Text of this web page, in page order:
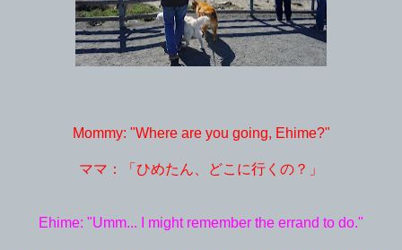
Mommy: "Where are you going, Ehime?"
ママ：「ひめたん、どこに行くの？」
Ehime: "Umm... I might remember the errand to do."